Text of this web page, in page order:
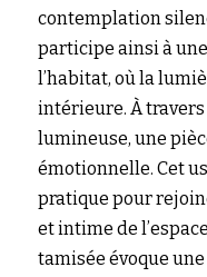
contemplation
participe ainsi à
l’habitat, où la
intérieure. À
lumineuse, une
émotionnelle. Cet
pratique pour
et intime de
tamisée évoque